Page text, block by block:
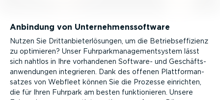
Anbindung von Unter­neh­mens­software
Nutzen Sie Dritt­an­bie­t­er­lö­sungen, um die Betriebs­ef­fi­zienz
zu optimieren? Unser Fuhrpark­ma­nage­ment­system lässt
sich nahtlos in Ihre vorhandenen Software- und Geschäfts­
an­wen­dungen integrieren. Dank des offenen Platt­form­an­
satzes von Webfleet können Sie die Prozesse einrichten,
die für Ihren Fuhrpark am besten funktio­nieren. Unsere